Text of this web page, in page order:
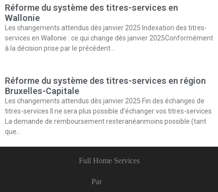
Réforme du système des titres-services en
Wallonie
Les changements attendus dès janvier 2025 Indexation des titres-
services en Wallonie : ce qui change dès janvier 2025Conformément
à la décision prise par le précédent…
Réforme du système des titres-services en région
Bruxelles-Capitale
Les changements attendus dès janvier 2025 Fin des échanges de
titres-services Il ne sera plus possible d’échanger vos titres-services.
La demande de remboursement resteranéanmoins possible (tant
que…
Full Home Services
Par